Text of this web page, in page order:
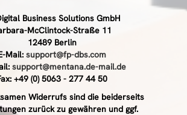
Business Solutions GmbH
McClintock-Straße 11
12489 Berlin
Mail: support@fp-dbs.com
support@mentana.de-mail.de
+49 (0) 5063 - 277 44 50
Widerrufs sind die beiderseits
zurück zu gewähren und ggf.